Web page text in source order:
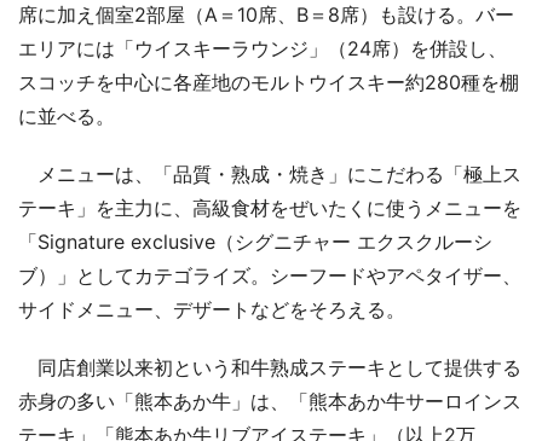
席に加え個室2部屋（A＝10席、B＝8席）も設ける。バー
エリアには「ウイスキーラウンジ」（24席）を併設し、
スコッチを中心に各産地のモルトウイスキー約280種を棚
に並べる。
メニューは、「品質・熟成・焼き」にこだわる「極上ス
テーキ」を主力に、高級食材をぜいたくに使うメニューを
「Signature exclusive（シグニチャー エクスクルーシ
ブ）」としてカテゴライズ。シーフードやアペタイザー、
サイドメニュー、デザートなどをそろえる。
同店創業以来初という和牛熟成ステーキとして提供する
赤身の多い「熊本あか牛」は、「熊本あか牛サーロインス
テーキ」「熊本あか牛リブアイステーキ」（以上2万